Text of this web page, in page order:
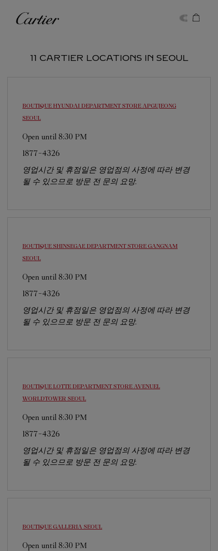
Cartier
11 CARTIER LOCATIONS IN SEOUL
BOUTIQUE HYUNDAI DEPARTMENT STORE APGUJEONG
SEOUL
Open until 8:30 PM
1877-4326
영업시간 및 휴점일은 영업점의 사정에 따라 변경
될 수 있으므로 방문 전 문의 요망.
BOUTIQUE SHINSEGAE DEPARTMENT STORE GANGNAM
SEOUL
Open until 8:30 PM
1877-4326
영업시간 및 휴점일은 영업점의 사정에 따라 변경
될 수 있으므로 방문 전 문의 요망.
BOUTIQUE LOTTE DEPARTMENT STORE AVENUEL
WORLDTOWER SEOUL
Open until 8:30 PM
1877-4326
영업시간 및 휴점일은 영업점의 사정에 따라 변경
될 수 있으므로 방문 전 문의 요망.
BOUTIQUE GALLERIA SEOUL
Open until 8:30 PM